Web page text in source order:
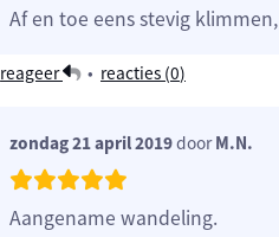
Af en toe eens stevig
reageer • reacties (0)
zondag 21 april 2019doorM.N.
Aangename wandeling.